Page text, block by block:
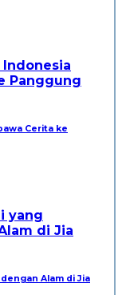
Cerita ke
Alam di Jia